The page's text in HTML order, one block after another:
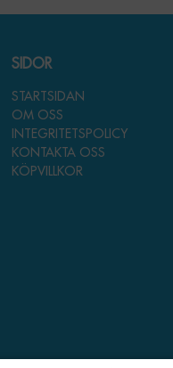
SIDOR
STARTSIDAN
OM OSS
INTEGRITETSPOLICY
KONTAKTA OSS
KÖPVILLKOR